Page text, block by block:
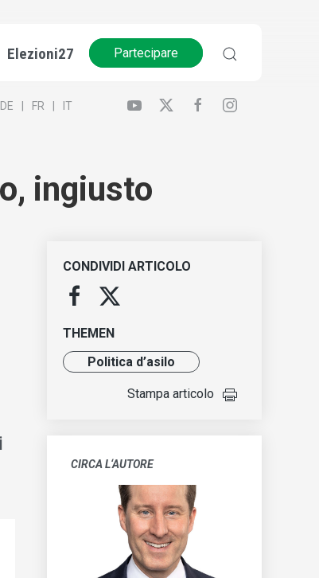
Elezioni27 Partecipare
DE FR IT
ingiusto
CONDIVIDI ARTICOLO
THEMEN
Politica d’asilo
Stampa articolo
CIRCA L‘AUTORE